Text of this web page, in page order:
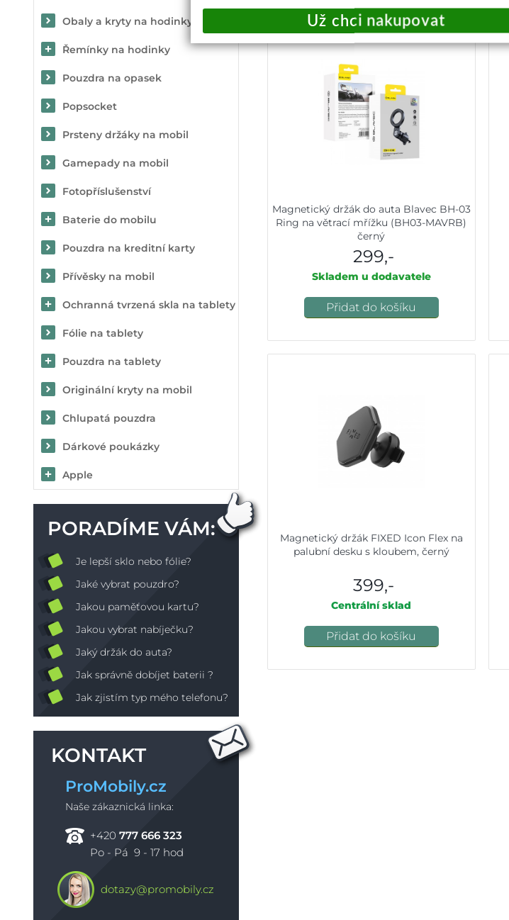
Obaly a kryty na hodinky
Řemínky na hodinky
Pouzdra na opasek
Popsocket
Prsteny držáky na mobil
Gamepady na mobil
Fotopříslušenství
Baterie do mobilu
Pouzdra na kreditní karty
Přívěsky na mobil
Ochranná tvrzená skla na tablety
Fólie na tablety
Pouzdra na tablety
Originální kryty na mobil
Chlupatá pouzdra
Dárkové poukázky
Apple
PORADÍME VÁM:
Je lepší sklo nebo fólie?
Jaké vybrat pouzdro?
Jakou paměťovou kartu?
Jakou vybrat nabíječku?
Jaký držák do auta?
Jak správně dobíjet baterii ?
Jak zjistím typ mého telefonu?
KONTAKT
ProMobily.cz
Naše zákaznická linka:
+420 777 666 323
Po - Pá 9 - 17 hod
dotazy@promobily.cz
Magnetický držák do auta Blavec BH-03
Ring na větrací mřížku (BH03-MAVRB)
černý
299,-
Skladem u dodavatele
Přidat do košíku
Magnetický držák FIXED Icon Flex na
palubní desku s kloubem, černý
399,-
Centrální sklad
Přidat do košíku